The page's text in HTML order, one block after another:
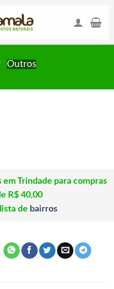
Outros
Trindade para compras
R$ 40,00
de bairros